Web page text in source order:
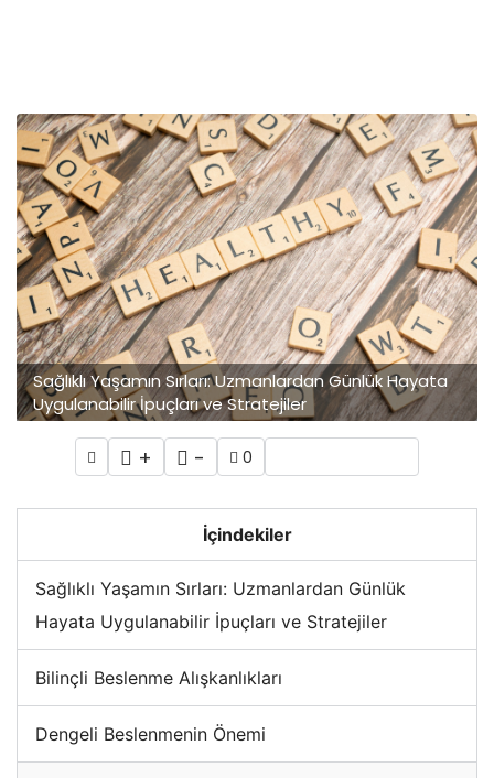
Sağlıklı Yaşamın Sırları: Uzmanlardan Günlük Hayata
Uygulanabilir İpuçları ve Stratejiler
+ - 0
İçindekiler
Sağlıklı Yaşamın Sırları: Uzmanlardan Günlük
Hayata Uygulanabilir İpuçları ve Stratejiler
Bilinçli Beslenme Alışkanlıkları
Dengeli Beslenmenin Önemi